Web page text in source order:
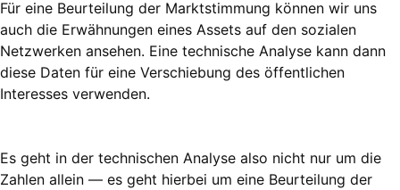
Für eine Beurteilung der Marktstimmung können wir uns
auch die Erwähnungen eines Assets auf den sozialen
Netzwerken ansehen. Eine technische Analyse kann dann
diese Daten für eine Verschiebung des öffentlichen
Interesses verwenden.
Es geht in der technischen Analyse also nicht nur um die
Zahlen allein — es geht hierbei um eine Beurteilung der